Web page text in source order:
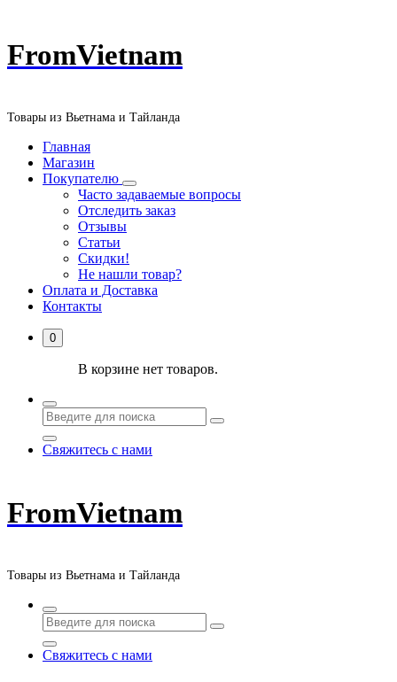
Перейти
к
FromVietnam
Товары из Вьетнама и Тайланда
Главная
Магазин
Покупателю
Часто задаваемые вопросы
Отследить заказ
Отзывы
Статьи
Скидки!
Не нашли товар?
Оплата и Доставка
Контакты
0
В корзине нет товаров.
Свяжитесь с нами
FromVietnam
Товары из Вьетнама и Тайланда
Свяжитесь с нами